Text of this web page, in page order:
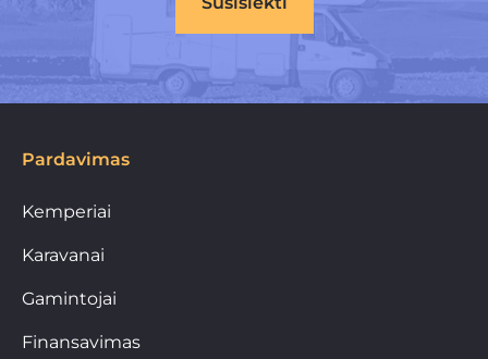
Pardavimas
Kemperiai
Karavanai
Gamintojai
Finansavimas